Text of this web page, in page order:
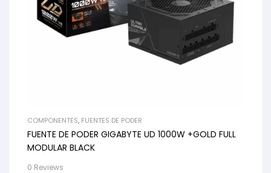
COMPONENTES, FUENTES DE PODER
FUENTE DE PODER GIGABYTE UD 1000W +GOLD FULL
MODULAR BLACK
0 Reviews